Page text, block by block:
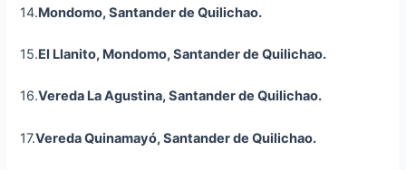
14.Mondomo, Santander de Quilichao.
15.El Llanito, Mondomo, Santander de Quilichao.
16.Vereda La Agustina, Santander de Quilichao.
17.VeredaQuinamayó, Santander de Quilichao.